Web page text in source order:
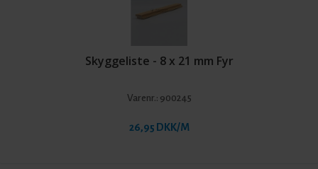
Skyggeliste - 8 x 21 mm Fyr
Varenr.: 900245
26,95 DKK/M